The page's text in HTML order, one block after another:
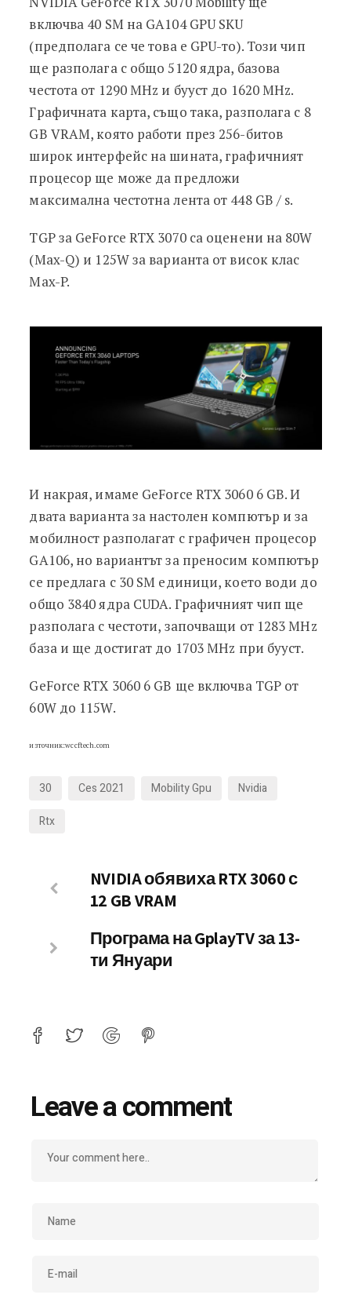
включва 40 SM на GA104 GPU SKU
(предполага се че това е GPU-то). Този чип
ще разполага с общо 5120 ядра, базова
честота от 1290 MHz и бууст до 1620 MHz.
Графичната карта, също така, разполага с 8
GB VRAM, която работи през 256-битов
широк интерфейс на шината, графичният
процесор ще може да предложи
максимална честотна лента от 448 GB / s.
TGP за GeForce RTX 3070 са оценени на 80W
(Max-Q) и 125W за варианта от висок клас
Max-P.
И накрая, имаме GeForce RTX 3060 6 GB. И
двата варианта за настолен компютър и за
мобилност разполагат с графичен процесор
GA106, но вариантът за преносим компютър
се предлага с 30 SM единици, което води до
общо 3840 ядра CUDA. Графичният чип ще
разполага с честоти, започващи от 1283 MHz
база и ще достигат до 1703 MHz при бууст.
GeForce RTX 3060 6 GB ще включва TGP от
60W до 115W.
източник:wccftech.com
30 Ces 2021 Mobility Gpu
Nvidia
Rtx
NVIDIA обявиха RTX 3060 с
12 GB VRAM
Програма на GplayTV за 13-
ти Януари
Leave a comment